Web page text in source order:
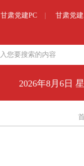
甘肃党建PC 甘肃党
2026年8月6日